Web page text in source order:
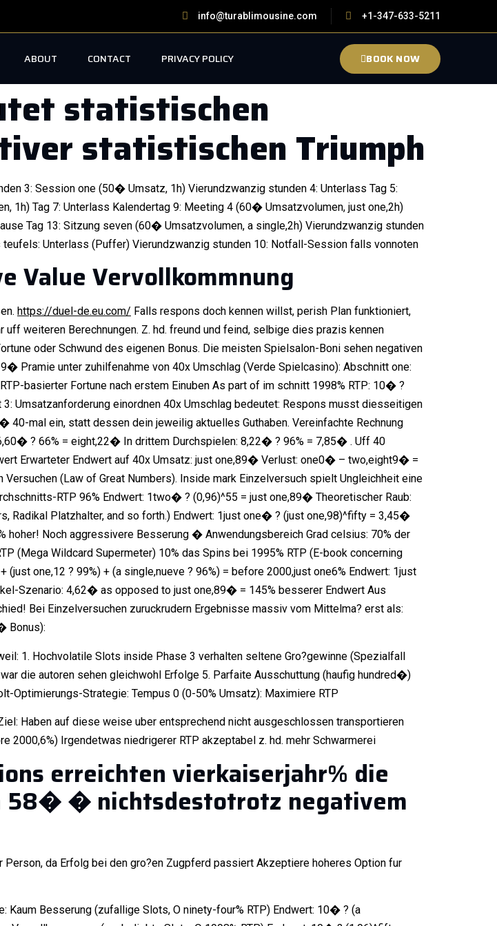
info@turablimousine.com +1-347-633-5211
ABOUT CONTACT PRIVACY POLICY BOOK NOW
statistischen
statistischen Triumph
3: Session one (50� Umsatz, 1h) Vierundzwanzig stunden 4: Unterlass Tag 5:
Tag 7: Unterlass Kalendertag 9: Meeting 4 (60� Umsatzvolumen, just one,2h)
Tag 13: Sitzung seven (60� Umsatzvolumen, a single,2h) Vierundzwanzig stunden
Unterlass (Puffer) Vierundzwanzig stunden 10: Notfall-Session falls vonnoten
Value Vervollkommnung
https://duel-de.eu.com/ Falls respons doch kennen willst, perish Plan funktioniert,
weiteren Berechnungen. Z. hd. freund und feind, selbige dies prazis kennen
oder Schwund des eigenen Bonus. Die meisten Spielsalon-Boni sehen negativen
Pramie unter zuhilfenahme von 40x Umschlag (Verde Spielcasino): Abschnitt one:
basierter Fortune nach erstem Einuben As part of im schnitt 1998% RTP: 10� ?
Umsatzanforderung einordnen 40x Umschlag bedeutet: Respons musst diesseitigen
mal ein, statt dessen dein jeweilig aktuelles Guthaben. Vereinfachte Rechnung
? 66% = eight,22� In drittem Durchspielen: 8,22� ? 96% = 7,85� . Uff 40
Erwarteter Endwert auf 40x Umsatz: just one,89� Verlust: one0� – two,eight9� =
(Law of Great Numbers). Inside mark Einzelversuch spielt Ungleichheit eine
RTP 96% Endwert: 1two� ? (0,96)^55 = just one,89� Theoretischer Raub:
Radikal Platzhalter, and so forth.) Endwert: 1just one� ? (just one,98)^fifty = 3,45�
Noch aggressivere Besserung � Anwendungsbereich Grad celsius: 70% der
(Mega Wildcard Supermeter) 10% das Spins bei 1995% RTP (E-book concerning
one,12 ? 99%) + (a single,nueve ? 96%) = before 2000,just one6% Endwert: 1just
Szenario: 4,62� as opposed to just one,89� = 145% besserer Endwert Aus
Bei Einzelversuchen zuruckrudern Ergebnisse massiv vom Mittelma? erst als:
Bonus):
1. Hochvolatile Slots inside Phase 3 verhalten seltene Gro?gewinne (Spezialfall
die autoren sehen gleichwohl Erfolge 5. Parfaite Ausschuttung (haufig hundred�)
Optimierungs-Strategie: Tempus 0 (0-50% Umsatz): Maximiere RTP
Haben auf diese weise uber entsprechend nicht ausgeschlossen transportieren
2000,6%) Irgendetwas niedrigerer RTP akzeptabel z. hd. mehr Schwarmerei
erreichten vierkaiserjahr% die
58� � nichtsdestotrotz negativem
da Erfolg bei den gro?en Zugpferd passiert Akzeptiere hoheres Option fur
Besserung (zufallige Slots, O ninety-four% RTP) Endwert: 10� ? (a